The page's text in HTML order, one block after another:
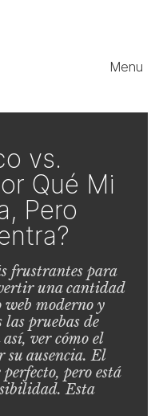
Menu
vs.
Qué Mi
Pero
frustrantes para
una cantidad
moderno y
pruebas de
ver cómo el
ausencia. El
pero está
Esta